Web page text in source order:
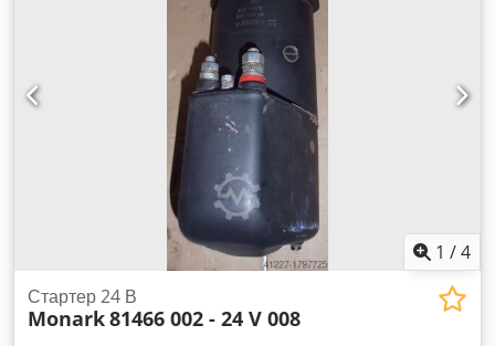
1 /4
Стартер 24 В
Monark81466 002 - 24 V 008